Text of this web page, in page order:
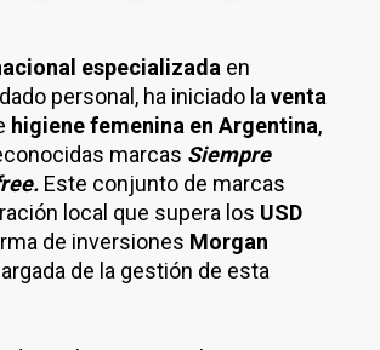
especializada en
personal, ha iniciado la venta
higiene femenina en Argentina,
marcas Siempre
Este conjunto de marcas
local que supera los USD
de inversiones Morgan
de la gestión de esta